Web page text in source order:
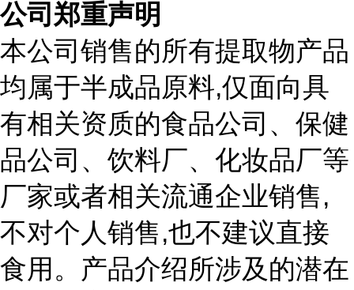
公司郑重声明
本公司销售的所有提取物产品
均属于半成品原料,仅面向具
有相关资质的食品公司、保健
品公司、饮料厂、化妆品厂等
厂家或者相关流通企业销售,
不对个人销售,也不建议直接
食用。产品介绍所涉及的潜在